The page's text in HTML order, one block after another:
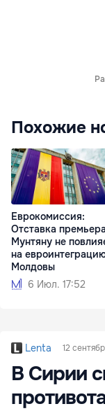
Похожие
Еврокомиссия:
Отставка премьера
Мунтяну не
на
Молдовы
6 Июл. 17:52
Lenta 12
В Сирии